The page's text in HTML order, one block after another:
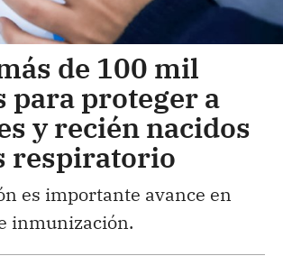
de 100 mil
para proteger a
y recién nacidos
respiratorio
es importante avance en
inmunización.